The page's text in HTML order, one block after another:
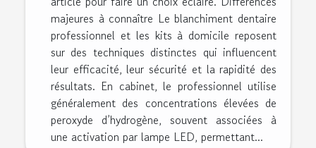
majeures à connaître Le blanchiment dentaire
professionnel et les kits à domicile reposent
sur des techniques distinctes qui influencent
leur efficacité, leur sécurité et la rapidité des
résultats. En cabinet, le professionnel utilise
généralement des concentrations élevées de
peroxyde d’hydrogène, souvent associées à
une activation par lampe LED, permettant...